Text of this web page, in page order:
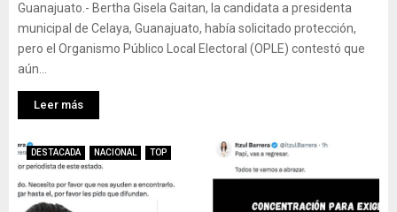
Guanajuato.- Bertha Gisela Gaitan, la candidata a presidenta
municipal de Celaya, Guanajuato, había solicitado protección,
pero el Organismo Público Local Electoral (OPLE) contestó que
aún...
Leer más
DESTACADA NACIONAL TOP